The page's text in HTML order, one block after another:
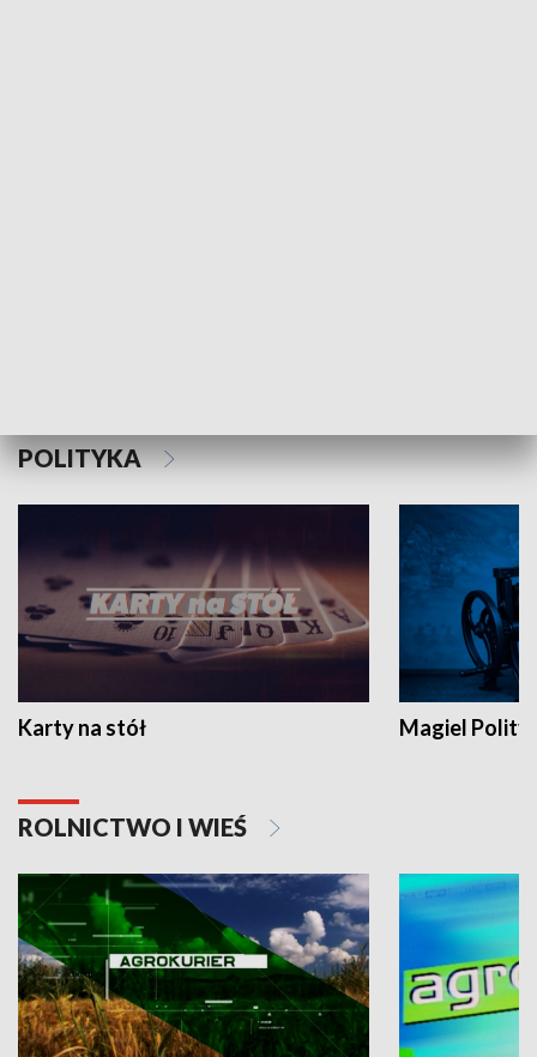
POLITYKA
Karty na stół Magiel
ROLNICTWO I WIEŚ